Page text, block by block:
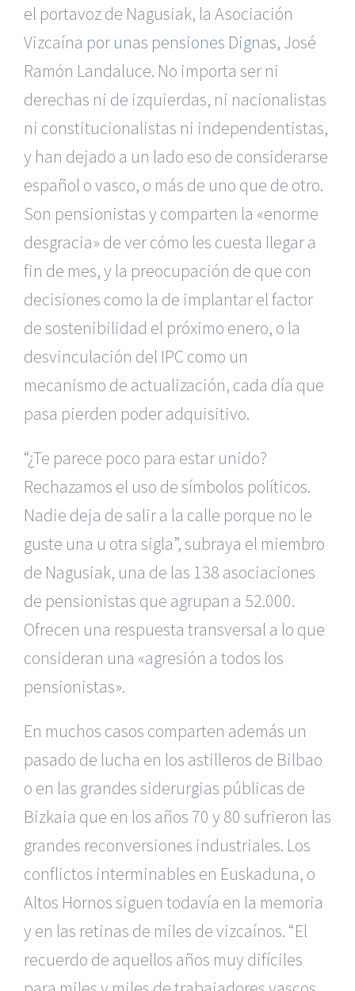
el portavoz de Nagusiak, la Asociación
Vizcaína por unas pensiones Dignas, José
Ramón Landaluce. No importa ser ni
derechas ni de izquierdas, ni nacionalistas
ni constitucionalistas ni independentistas,
y han dejado a un lado eso de considerarse
español o vasco, o más de uno que de otro.
Son pensionistas y comparten la «enorme
desgracia» de ver cómo les cuesta llegar a
fin de mes, y la preocupación de que con
decisiones como la de implantar el factor
de sostenibilidad el próximo enero, o la
desvinculación del IPC como un
mecanismo de actualización, cada día que
pasa pierden poder adquisitivo.
“¿Te parece poco para estar unido?
Rechazamos el uso de símbolos políticos.
Nadie deja de salir a la calle porque no le
guste una u otra sigla”, subraya el miembro
de Nagusiak, una de las 138 asociaciones
de pensionistas que agrupan a 52.000.
Ofrecen una respuesta transversal a lo que
consideran una «agresión a todos los
pensionistas».
En muchos casos comparten además un
pasado de lucha en los astilleros de Bilbao
o en las grandes siderurgias públicas de
Bizkaia que en los años 70 y 80 sufrieron las
grandes reconversiones industriales. Los
conflictos interminables en Euskaduna, o
Altos Hornos siguen todavía en la memoria
y en las retinas de miles de vizcaínos. “El
recuerdo de aquellos años muy difíciles